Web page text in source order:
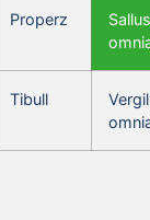
Properz
Tibull
Vergil